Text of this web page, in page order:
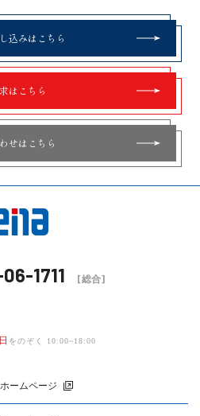
込みはこちら
はこちら
せはこちら
1711 [総合]
をのぞく 10:00~18:00
ームページ